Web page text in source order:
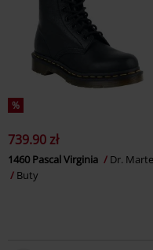
%
739.90 zł
1460 Pascal Virginia
Dr.
Buty